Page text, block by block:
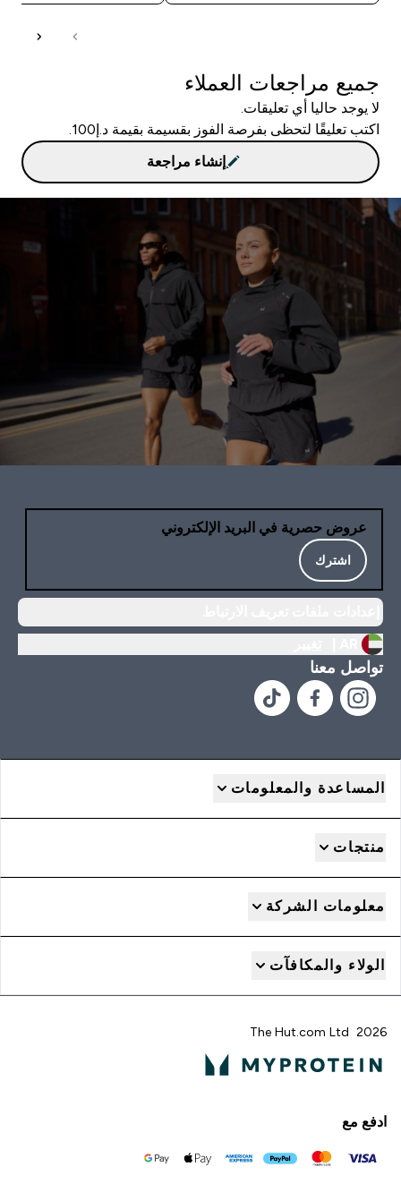
جميع مراجعات العملاء
لا يوجد حاليا أي تعليقات.
اكتب تعليقًا لتحظى بفرصة الفوز بقسيمة بقيمة د.إ100.
إنشاء مراجعة
عروض حصرية في البريد الإلكتروني
اشترك
تواصل معنا
المساعدة والمعلومات
منتجات
معلومات الشركة
الولاء والمكافآت
2026 The Hut.com Ltd
ادفع مع